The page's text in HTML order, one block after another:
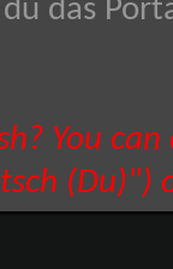
das
You
(Du)")